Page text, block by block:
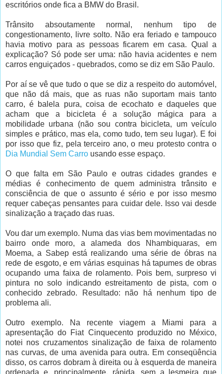
escritórios onde fica a BMW do Brasil.
Trânsito absoutamente normal, nenhum tipo de
congestionamento, livre solto. Não era feriado e tampouco
havia motivo para as pessoas ficarem em casa. Qual a
explicação? Só pode ser uma: não havia acidentes e nem
carros enguiçados - quebrados, como se diz em São Paulo.
Por aí se vê que tudo o que se diz a respeito do automóvel,
que não dá mais, que as ruas não suportam mais tanto
carro, é balela pura, coisa de ecochato e daqueles que
acham que a bicicleta é a solução mágica para a
mobilidade urbana (não sou contra bicicleta, um veículo
simples e prático, mas ela, como tudo, tem seu lugar). E foi
por isso que fiz, pela terceiro ano, o meu protesto contra o
Dia Mundial Sem Carro usando esse espaço.
O que falta em São Paulo e outras cidades grandes e
médias é conhecimento de quem administra trânsito e
consciência de que o assunto é sério e por isso mesmo
requer cabeças pensantes para cuidar dele. Isso vai desde
sinalização a traçado das ruas.
Vou dar um exemplo. Numa das vias bem movimentadas no
bairro onde moro, a alameda dos Nhambiquaras, em
Moema, a Sabep está realizando uma série de óbras na
rede de esgoto, e em várias esquinas há tapumes de obras
ocupando uma faixa de rolamento. Pois bem, surpreso vi
pintura no solo indicando estreitamento de pista, com o
conhecido zebrado. Resultado: não há nenhum tipo de
problema ali.
Outro exemplo. Na recente viagem a Miami para a
apresentação do Fiat Cinquecento produzido no México,
notei nos cruzamentos sinalização de faixa de rolamento
nas curvas, de uma avenida para outra. Em conseqüência
disso, os carros dobram à direita ou à esquerda de maneira
ordenada e, principalmente, rápida, sem a lesmeira que